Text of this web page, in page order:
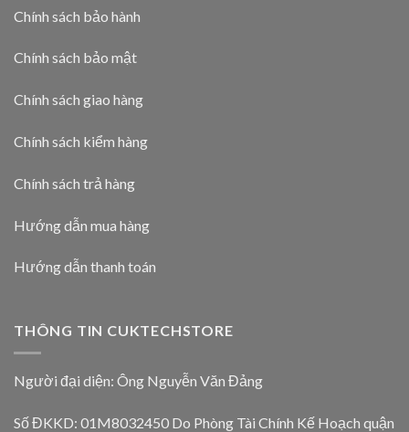
Chính sách bảo hành
Chính sách bảo mật
Chính sách giao hàng
Chính sách kiểm hàng
Chính sách trả hàng
Hướng dẫn mua hàng
Hướng dẫn thanh toán
THÔNG TIN CUKTECHSTORE
Người đại diện: Ông Nguyễn Văn Đảng
Số ĐKKD: 01M8032450 Do Phòng Tài Chính Kế Hoạch quận